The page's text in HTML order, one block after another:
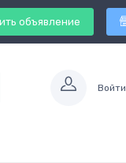
объявление
Войти